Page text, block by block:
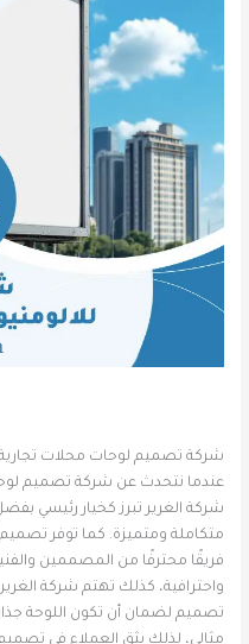
شركة تصميم لوحات محلات تجارية
عندما نتحدث عن شركة تصميم
شركة الغرير تبرز كخيار رئيسي
متكاملة ومتميزة. كما توفر
فريقًا محترفًا من المصممين
واحترافية، كذلك تهتم شركة
تصميم لضمان أن تكون اللوحة